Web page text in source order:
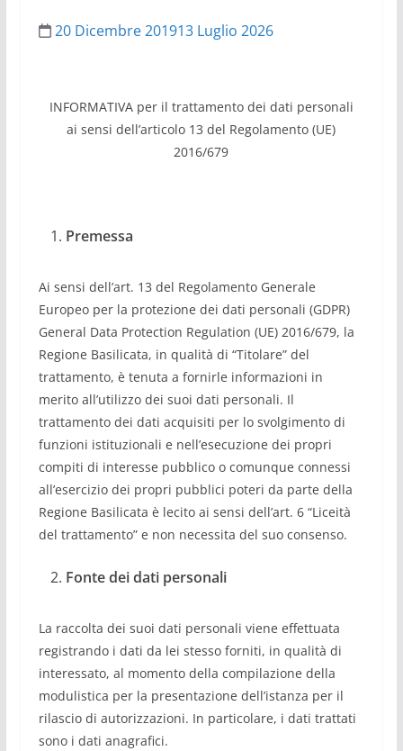
20 Dicembre 201913 Luglio 2026
INFORMATIVA per il trattamento dei dati personali
ai sensi dell’articolo 13 del Regolamento (UE)
2016/679
Premessa
Ai sensi dell’art. 13 del Regolamento Generale
Europeo per la protezione dei dati personali (GDPR)
General Data Protection Regulation (UE) 2016/679, la
Regione Basilicata, in qualità di “Titolare” del
trattamento, è tenuta a fornirle informazioni in
merito all’utilizzo dei suoi dati personali. Il
trattamento dei dati acquisiti per lo svolgimento di
funzioni istituzionali e nell’esecuzione dei propri
compiti di interesse pubblico o comunque connessi
all’esercizio dei propri pubblici poteri da parte della
Regione Basilicata è lecito ai sensi dell’art. 6 “Liceità
del trattamento” e non necessita del suo consenso.
Fonte dei dati personali
La raccolta dei suoi dati personali viene effettuata
registrando i dati da lei stesso forniti, in qualità di
interessato, al momento della compilazione della
modulistica per la presentazione dell’istanza per il
rilascio di autorizzazioni. In particolare, i dati trattati
sono i dati anagrafici.